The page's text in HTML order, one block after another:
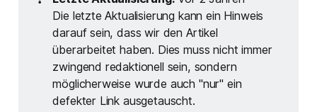
Die letzte Aktualisierung kann ein Hinweis
darauf sein, dass wir den Artikel
überarbeitet haben. Dies muss nicht immer
zwingend redaktionell sein, sondern
möglicherweise wurde auch "nur" ein
defekter Link ausgetauscht.